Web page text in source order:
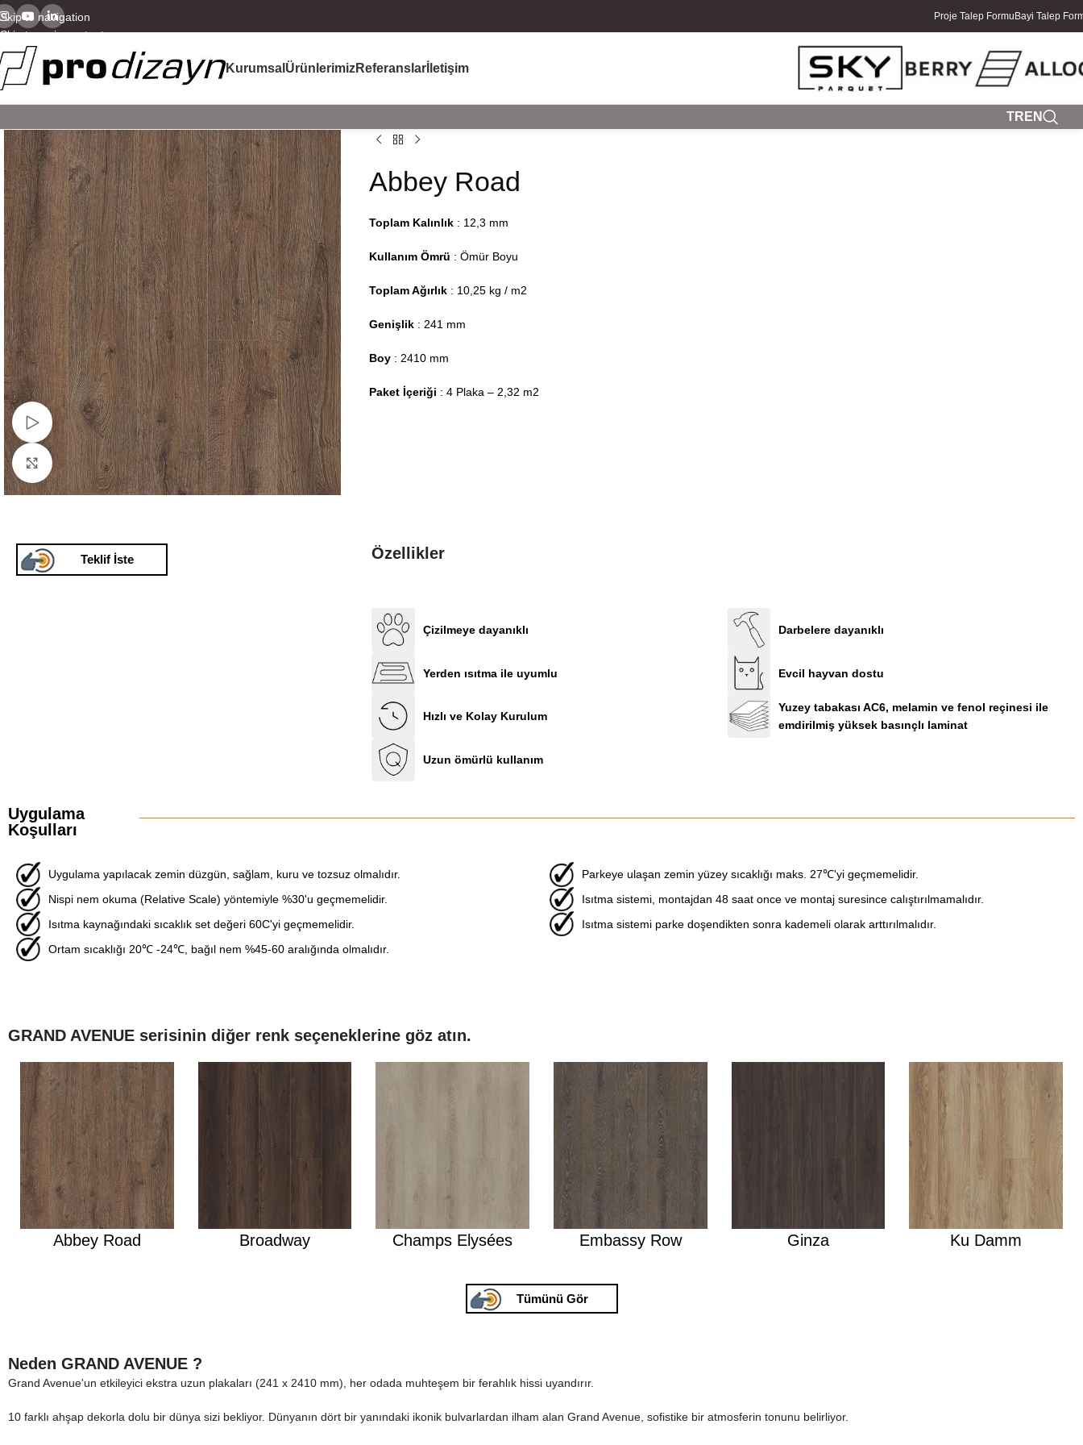
Skip to navigation
Skip to main content
Proje Talep Formu Bayi Talep
Kurumsal ÜrünlerimizReferanslar İletişim
TR EN
Watch video
Click to enlarge
Abbey Road
Toplam Kalınlık : 12,3 mm
Kullanım Ömrü : Ömür Boyu
Toplam Ağırlık : 10,25 kg / m2
Genişlik : 241 mm
Boy : 2410 mm
Paket İçeriği : 4 Plaka – 2,32 m2
Teklif İste Özellikler
Çizilmeye dayanıklı
Yerden ısıtma ile uyumlu
Hızlı ve Kolay Kurulum
Uzun ömürlü kullanım
Darbelere dayanıklı
Evcil hayvan dostu
Yuzey tabakası AC6, melamin ve fenol reçinesi ile
emdirilmiş yüksek basınçlı laminat
Uygulama
Koşulları
Uygulama yapılacak zemin düzgün, sağlam, kuru ve tozsuz olmalıdır.
Nispi nem okuma (Relative Scale) yöntemiyle %30'u geçmemelidir.
Isıtma kaynağındaki sıcaklık set değeri 60C'yi geçmemelidir.
Ortam sıcaklığı 20℃ -24℃, bağıl nem %45-60 aralığında olmalıdır.
Parkeye ulaşan zemin yüzey sıcaklığı maks. 27℃'yi geçmemelidir.
Isıtma sistemi, montajdan 48 saat once ve montaj suresince calıştırılmamalıdır.
Isıtma sistemi parke doşendikten sonra kademeli olarak arttırılmalıdır.
GRAND AVENUE serisinin diğer renk seçeneklerine göz atın.
Abbey Road Broadway Champs Elysées Embassy Row Ginza Ku Damm
Tümünü Gör
Neden GRAND AVENUE ?
Grand Avenue'un etkileyici ekstra uzun plakaları (241 x 2410 mm), her odada muhteşem bir ferahlık hissi uyandırır.
10 farklı ahşap dekorla dolu bir dünya sizi bekliyor. Dünyanın dört bir yanındaki ikonik bulvarlardan ilham alan Grand Avenue, sofistike bir atmosferin tonunu belirliyor.